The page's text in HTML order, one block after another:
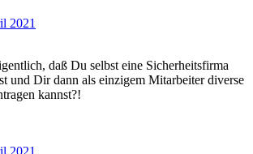
2021
daß Du selbst eine Sicherheitsfirma
und Dir dann als einzigem Mitarbeiter diverse
kannst?!
2021